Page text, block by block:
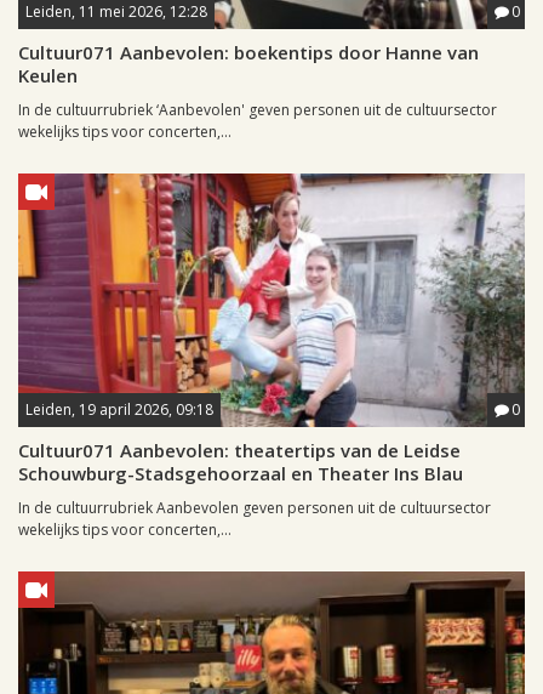
Leiden, 11 mei 2026, 12:28 0
Cultuur071 Aanbevolen: boekentips door Hanne van
Keulen
In de cultuurrubriek ‘Aanbevolen' geven personen uit de cultuursector
wekelijks tips voor concerten,...
Leiden, 19 april 2026, 09:18 0
Cultuur071 Aanbevolen: theatertips van de Leidse
Schouwburg-Stadsgehoorzaal en Theater Ins Blau
In de cultuurrubriek Aanbevolen geven personen uit de cultuursector
wekelijks tips voor concerten,...